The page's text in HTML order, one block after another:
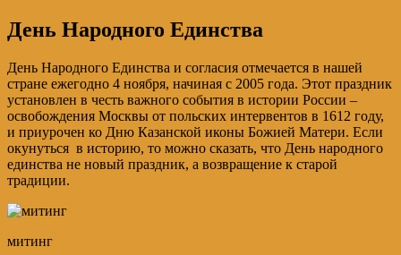
День Народного Единства
День Народного Единства и согласия отмечается в нашей
стране ежегодно 4 ноября, начиная с 2005 года. Этот праздник
установлен в честь важного события в истории России –
освобождения Москвы от польских интервентов в 1612 году,
и приурочен ко Дню Казанской иконы Божией Матери. Если
окунуться в историю, то можно сказать, что День народного
единства не новый праздник, а возвращение к старой
традиции.
митинг